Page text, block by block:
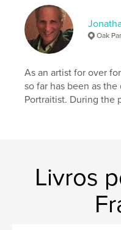
Oak
As an artist for over
so far has been as
Portraitist. During the
Livros